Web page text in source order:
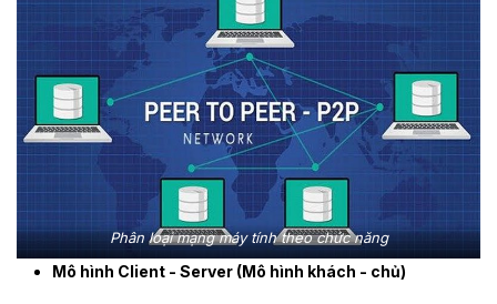
Phân loại mạng máy tính theo chức năng
Mô hình Client - Server (Mô hình khách - chủ)